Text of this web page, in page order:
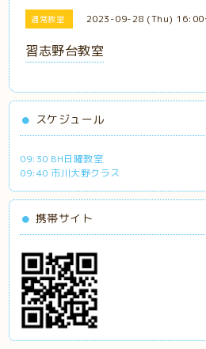
通常教室 2023-09-28 (Thu) 16:00
習志野台教室
スケジュール
09:30 BH日曜教室
09:40 市川大野クラス
携帯サイト